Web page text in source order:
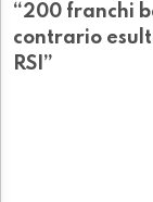
“200 franchi
contrario
RSI”